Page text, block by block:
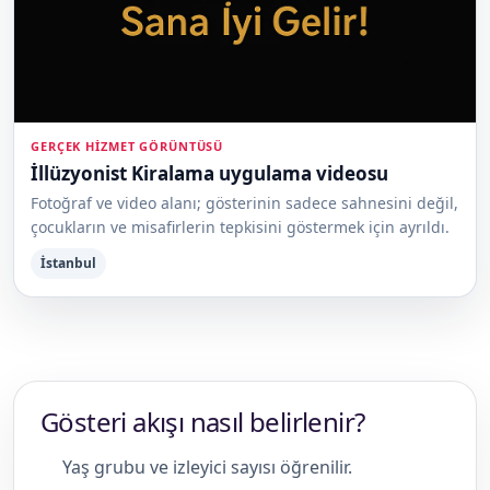
GERÇEK HIZMET GÖRÜNTÜSÜ
İllüzyonist Kiralama uygulama videosu
Fotoğraf ve video alanı; gösterinin sadece sahnesini değil,
çocukların ve misafirlerin tepkisini göstermek için ayrıldı.
İstanbul
Gösteri akışı nasıl belirlenir?
Yaş grubu ve izleyici sayısı öğrenilir.